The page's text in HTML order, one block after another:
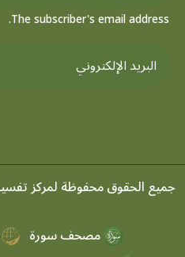
جميع الحقوق محفوظة لمركز تفسير